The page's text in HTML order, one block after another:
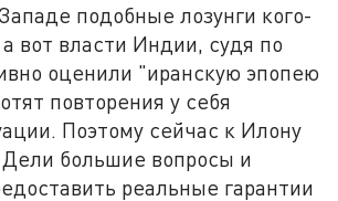
подобные лозунги кого-
вот власти Индии, судя по
оценили "иранскую эпопею
повторения у себя
Поэтому сейчас к Илону
большие вопросы и
реальные гарантии